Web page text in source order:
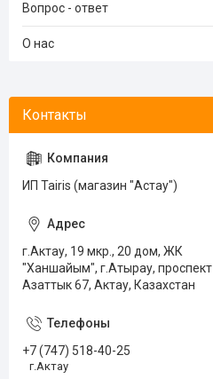
Вопрос - ответ
О нас
ИП Tairis (магазин "Астау")
г.Актау, 19 мкр., 20 дом, ЖК
"Ханшайым", г.Атырау, проспект
Азаттык 67, Актау, Казахстан
+7 (747) 518-40-25
г.Актау